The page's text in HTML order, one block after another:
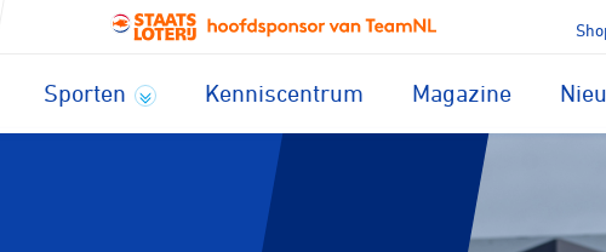
Sporten Kenniscentrum Magazine